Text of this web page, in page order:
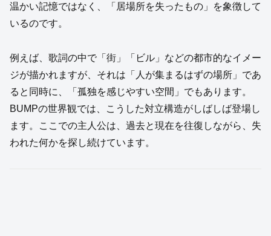
温かい記憶ではなく、「居場所を失ったもの」を象徴して
いるのです。
例えば、歌詞の中で「街」「ビル」などの都市的なイメー
ジが描かれますが、それは「人が集まるはずの場所」であ
ると同時に、「孤独を感じやすい空間」でもあります。
BUMPの世界観では、こうした対立構造がしばしば登場し
ます。ここでの主人公は、過去と現在を往復しながら、失
われた何かを探し続けています。